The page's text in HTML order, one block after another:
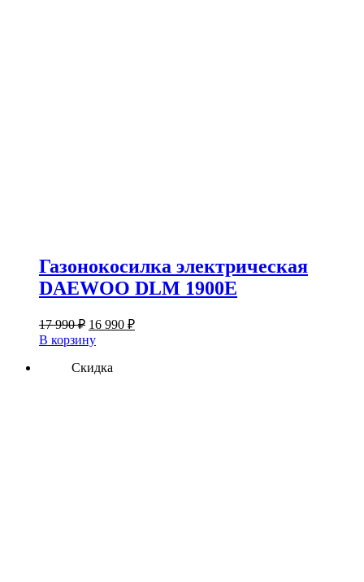
Газонокосилка электрическая
DAEWOO DLM 1900E
17 990₽ Первоначальная
цена
составляла
17
16 990 ₽Текущая
В корзину
Скидка